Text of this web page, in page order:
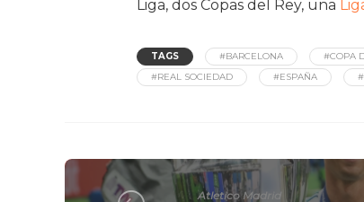
Liga, dos Copas del Rey, una
TAGS #BARCELONA #COPA
#REAL SOCIEDAD
#ESPAÑA
Atletico Madrid